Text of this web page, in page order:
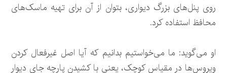
روی پنل‌های بزرگ دیواری، بتوان از آن برای تهیه ماسک‌های
محافظ استفاده کرد.
او می‌گوید: ما می‌خواستیم بدانیم که آیا اصل غیرفعال کردن
ویروس‌ها در مقیاس کوچک، یعنی با کشیدن پارچه جای دیوار